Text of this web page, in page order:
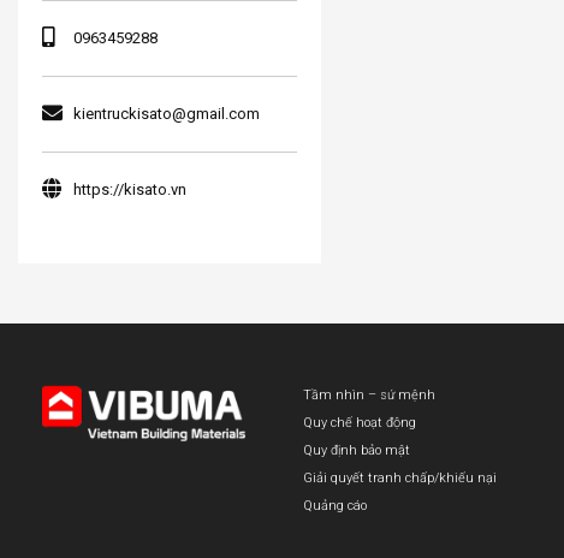
0963459288
kientruckisato@gmail.com
https://kisato.vn
Tầm nhìn – sứ mệnh
Quy chế hoạt động
Quy định bảo mật
Giải quyết tranh chấp/khiếu nại
Quảng cáo